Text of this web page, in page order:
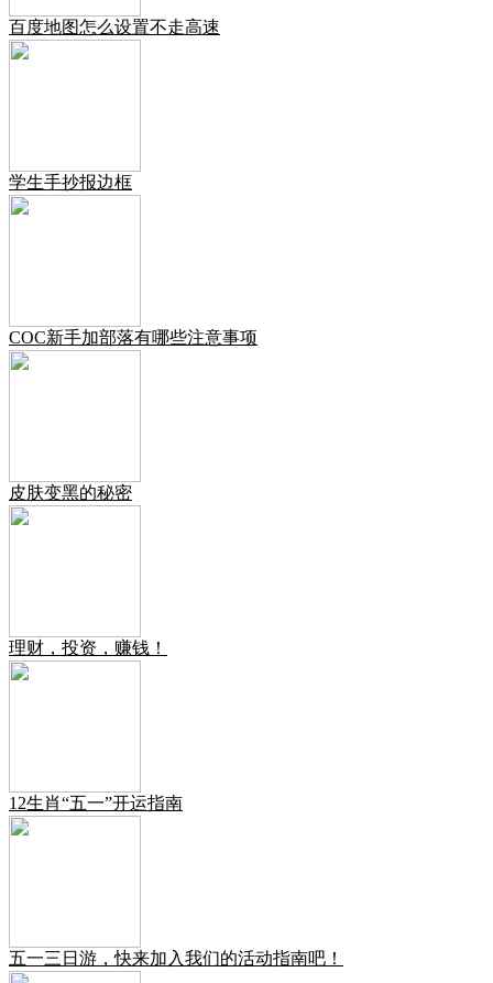
百度地图怎么设置不走高速
学生手抄报边框
COC新手加部落有哪些注意事项
皮肤变黑的秘密
理财，投资，赚钱！
12生肖“五一”开运指南
五一三日游，快来加入我们的活动指南吧！